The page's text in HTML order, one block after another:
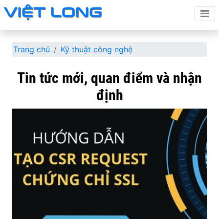
Trang chủ Kỹ thuật công nghệ
Tin tức mới, quan điểm và nhận
định